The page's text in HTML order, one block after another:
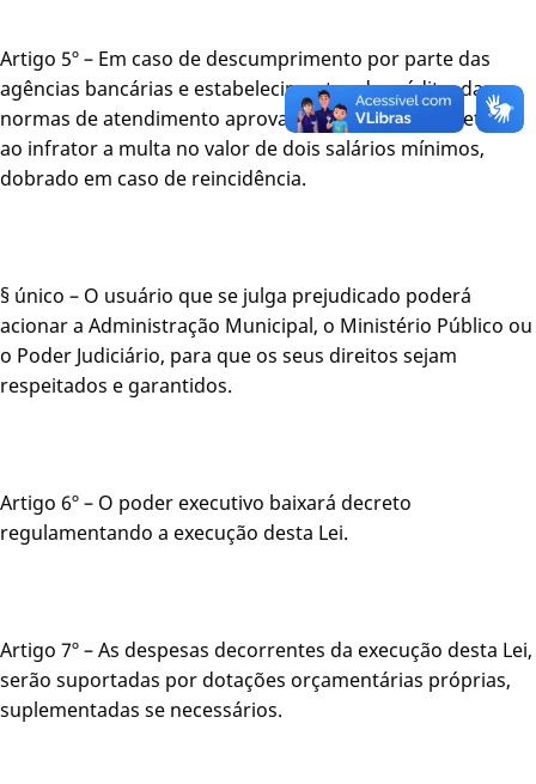
Artigo 5º – Em caso de descumprimento por parte das
agências bancárias e estabelecimentos de crédito, das
normas de atendimento aprovadas nesta Lei, acarretará
ao infrator a multa no valor de dois salários mínimos,
dobrado em caso de reincidência.
§ único – O usuário que se julga prejudicado poderá
acionar a Administração Municipal, o Ministério Público ou
o Poder Judiciário, para que os seus direitos sejam
respeitados e garantidos.
Artigo 6º – O poder executivo baixará decreto
regulamentando a execução desta Lei.
Artigo 7º – As despesas decorrentes da execução desta Lei,
serão suportadas por dotações orçamentárias próprias,
suplementadas se necessários.